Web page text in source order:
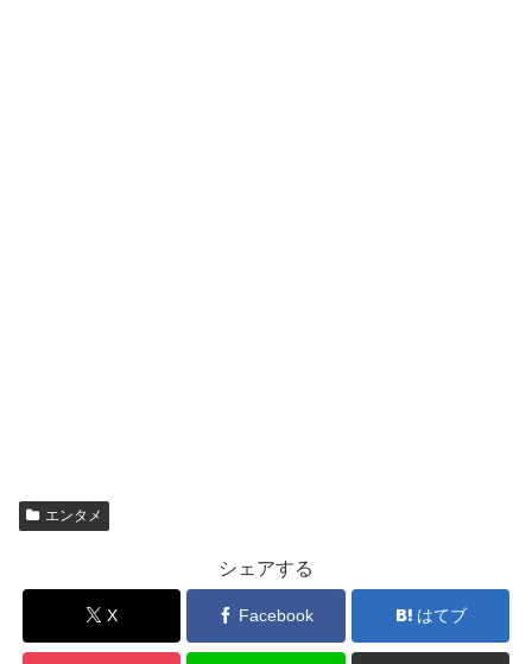
エンタメ
シェアする
X Facebook はてブ